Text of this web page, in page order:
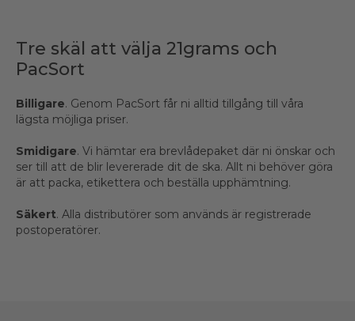
Tre skäl att välja 21grams och
PacSort
Billigare. Genom PacSort får ni alltid tillgång till våra
lägsta möjliga priser.
Smidigare. Vi hämtar era brevlådepaket där ni önskar och
ser till att de blir levererade dit de ska. Allt ni behöver göra
är att packa, etikettera och beställa upphämtning.
Säkert. Alla distributörer som används är registrerade
postoperatörer.